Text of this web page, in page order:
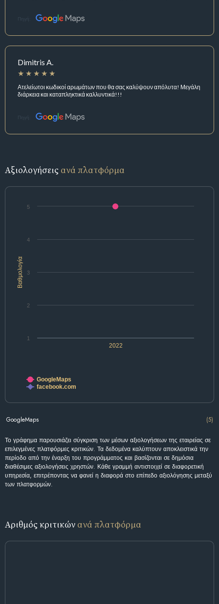
Πηγή:
Dimitris A.
Ατελείωτοι κωδικοί αρωμάτων που θα σας καλύψουν απόλυτα! Μεγάλη
διάρκεια και καταπληκτικά καλλυντικά!!!
Πηγή:
Αξιολογήσεις ανά πλατφόρμα
Βαθμολογία
2022
1
2
3
4
5
GoogleMaps
facebook.com
GoogleMaps (5)
Το γράφημα παρουσιάζει σύγκριση των μέσων αξιολογήσεων της εταιρείας σε
επιλεγμένες πλατφόρμες κριτικών. Τα δεδομένα καλύπτουν αποκλειστικά την
περίοδο από την έναρξη του προγράμματος και βασίζονται σε δημόσια
διαθέσιμες αξιολογήσεις χρηστών. Κάθε γραμμή αντιστοιχεί σε διαφορετική
υπηρεσία, επιτρέποντας να φανεί η διαφορά στο επίπεδο αξιολόγησης μεταξύ
των πλατφορμών.
Αριθμός κριτικών ανά πλατφόρμα